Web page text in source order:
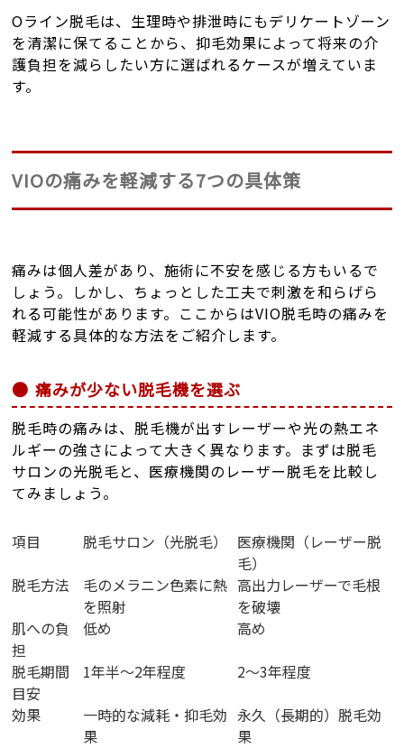
Oライン脱毛は、生理時や排泄時にもデリケートゾーン
を清潔に保てることから、抑毛効果によって将来の介
護負担を減らしたい方に選ばれるケースが増えていま
す。
VIOの痛みを軽減する7つの具体策
痛みは個人差があり、施術に不安を感じる方もいるで
しょう。しかし、ちょっとした工夫で刺激を和らげら
れる可能性があります。ここからはVIO脱毛時の痛みを
軽減する具体的な方法をご紹介します。
痛みが少ない脱毛機を選ぶ
脱毛時の痛みは、脱毛機が出すレーザーや光の熱エネ
ルギーの強さによって大きく異なります。まずは脱毛
サロンの光脱毛と、医療機関のレーザー脱毛を比較し
てみましょう。
項目 脱毛サロン（光脱毛）
医療機関（レーザー脱
毛）
脱毛方法
毛のメラニン色素に熱
を照射
高出力レーザーで毛根
を破壊
肌への負
担
低め
高め
脱毛期間
目安
1年半～2年程度
2～3年程度
効果
一時的な減耗・抑毛効
果
永久（長期的）脱毛効
果